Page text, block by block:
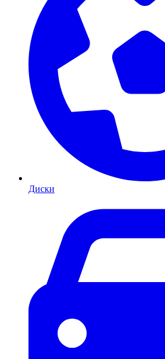
Диски